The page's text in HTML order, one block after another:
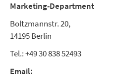
Marketing-Department
Boltzmannstr. 20,
14195 Berlin
Tel.: +49 30 838 52493
Email: